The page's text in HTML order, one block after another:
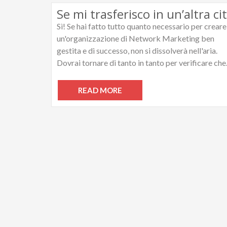
Sì! Se hai fatto tutto quanto necessario per creare
un'organizzazione di Network Marketing ben
gestita e di successo, non si dissolverà nell'aria.
Dovrai tornare di tanto in tanto per verificare
READ MORE